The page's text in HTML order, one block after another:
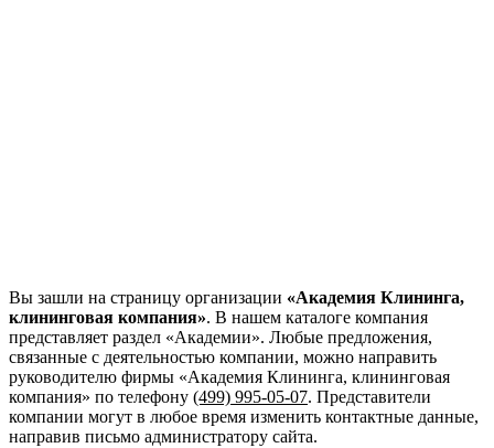
Вы зашли на страницу организации «Академия Клининга,
клининговая компания». В нашем каталоге компания
представляет раздел «Академии». Любые предложения,
связанные с деятельностью компании, можно направить
руководителю фирмы «Академия Клининга, клининговая
компания» по телефону (499) 995-05-07. Представители
компании могут в любое время изменить контактные данные,
направив письмо администратору сайта.